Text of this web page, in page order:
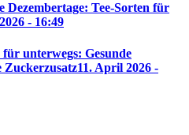
Dezembertage: Tee-Sorten für
- 16:49
unterwegs: Gesunde
Zuckerzusatz11. April 2026 -